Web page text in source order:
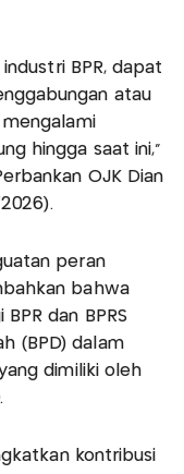
BPR, dapat
atau
hingga saat ini,"
OJK Dian
peran
bahwa
dan BPRS
(BPD) dalam
dimiliki oleh
kontribusi